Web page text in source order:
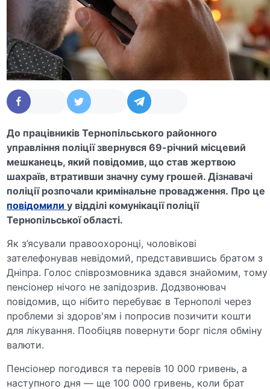
До працівників Тернопільського районного
управління поліції звернувся 69-річний місцевий
мешканець, який повідомив, що став жертвою
шахраїв, втративши значну суму грошей. Дізнавачі
поліції розпочали кримінальне провадження. Про це
повідомилиу відділі комунікації поліції
Тернопільської області.
Як з’ясували правоохоронці, чоловікові
зателефонував невідомий, представившись братом з
Дніпра. Голос співрозмовника здався знайомим, тому
пенсіонер нічого не запідозрив. Додзвонювач
повідомив, що нібито перебуває в Тернополі через
проблеми зі здоров'ям і попросив позичити кошти
для лікування. Пообіцяв повернути борг після обміну
валюти.
Пенсіонер погодився та перевів 10 000 гривень, а
наступного дня — ще 100 000 гривень, коли брат